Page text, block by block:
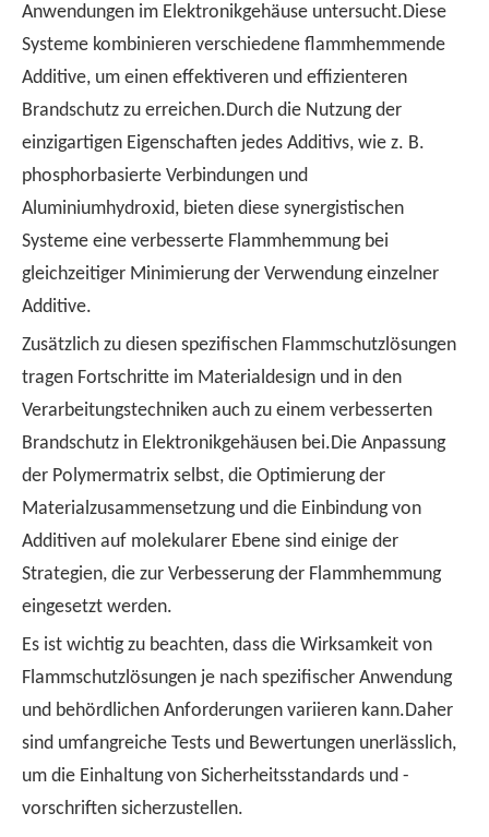
Anwendungen im Elektronikgehäuse untersucht.Diese
Systeme kombinieren verschiedene flammhemmende
Additive, um einen effektiveren und effizienteren
Brandschutz zu erreichen.Durch die Nutzung der
einzigartigen Eigenschaften jedes Additivs, wie z. B.
phosphorbasierte Verbindungen und
Aluminiumhydroxid, bieten diese synergistischen
Systeme eine verbesserte Flammhemmung bei
gleichzeitiger Minimierung der Verwendung einzelner
Additive.
Zusätzlich zu diesen spezifischen Flammschutzlösungen
tragen Fortschritte im Materialdesign und in den
Verarbeitungstechniken auch zu einem verbesserten
Brandschutz in Elektronikgehäusen bei.Die Anpassung
der Polymermatrix selbst, die Optimierung der
Materialzusammensetzung und die Einbindung von
Additiven auf molekularer Ebene sind einige der
Strategien, die zur Verbesserung der Flammhemmung
eingesetzt werden.
Es ist wichtig zu beachten, dass die Wirksamkeit von
Flammschutzlösungen je nach spezifischer Anwendung
und behördlichen Anforderungen variieren kann.Daher
sind umfangreiche Tests und Bewertungen unerlässlich,
um die Einhaltung von Sicherheitsstandards und -
vorschriften sicherzustellen.